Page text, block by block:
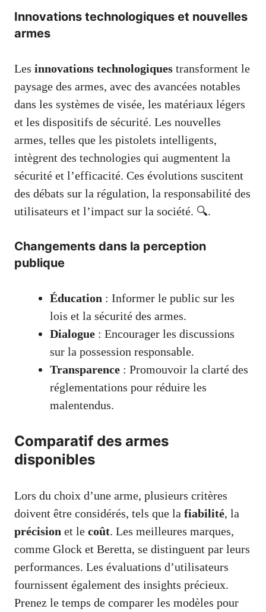
Innovations technologiques et nouvelles
armes
Les innovations technologiques transforment le
paysage des armes, avec des avancées notables
dans les systèmes de visée, les matériaux légers
et les dispositifs de sécurité. Les nouvelles
armes, telles que les pistolets intelligents,
intègrent des technologies qui augmentent la
sécurité et l’efficacité. Ces évolutions suscitent
des débats sur la régulation, la responsabilité des
utilisateurs et l’impact sur la société. 🔍.
Changements dans la perception
publique
Éducation : Informer le public sur les
lois et la sécurité des armes.
Dialogue : Encourager les discussions
sur la possession responsable.
Transparence : Promouvoir la clarté des
réglementations pour réduire les
malentendus.
Comparatif des armes
disponibles
Lors du choix d’une arme, plusieurs critères
doivent être considérés, tels que la fiabilité, la
précision et le coût. Les meilleures marques,
comme Glock et Beretta, se distinguent par leurs
performances. Les évaluations d’utilisateurs
fournissent également des insights précieux.
Prenez le temps de comparer les modèles pour